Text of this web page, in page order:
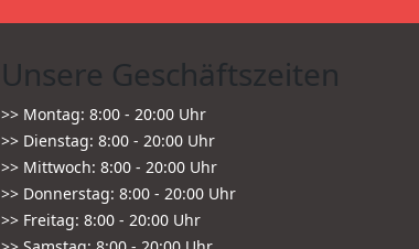
Unsere Geschäftszeiten
>> Montag: 8:00 - 20:00 Uhr
>> Dienstag: 8:00 - 20:00 Uhr
>> Mittwoch: 8:00 - 20:00 Uhr
>> Donnerstag: 8:00 - 20:00 Uhr
>> Freitag: 8:00 - 20:00 Uhr